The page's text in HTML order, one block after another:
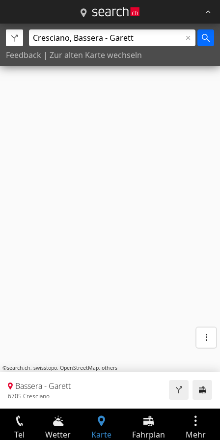
Feedback | Zur alten Karte wechseln
©search.ch, swisstopo, OpenStreetMap, others
Bassera - Garett
6705 Cresciano
Tel Wetter Karte Fahrplan Mehr